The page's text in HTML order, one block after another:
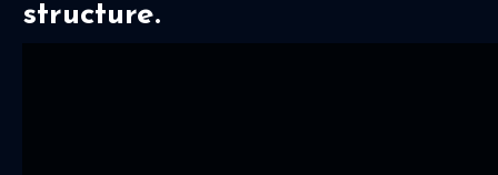
structure.